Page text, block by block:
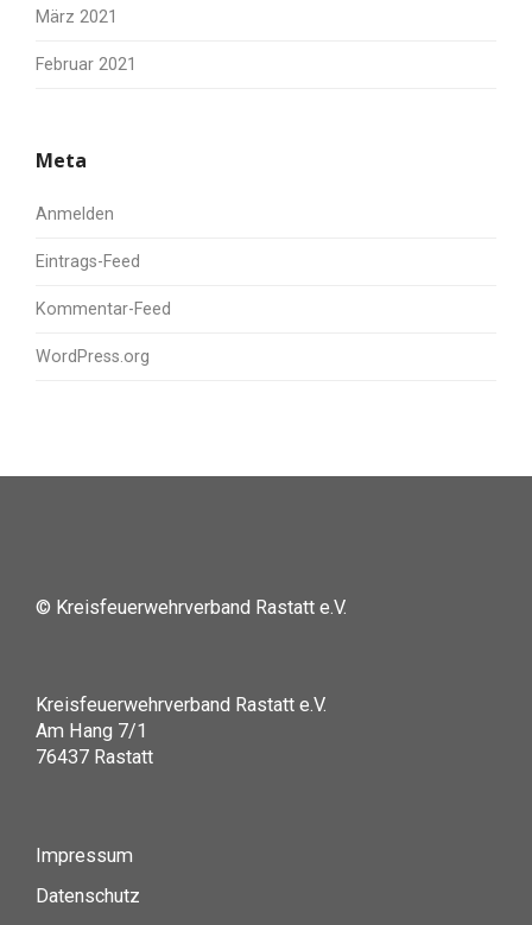
März 2021
Februar 2021
Meta
Anmelden
Eintrags-Feed
Kommentar-Feed
WordPress.org
© Kreisfeuerwehrverband Rastatt e.V.
Kreisfeuerwehrverband Rastatt e.V.
Am Hang 7/1
76437 Rastatt
Impressum
Datenschutz